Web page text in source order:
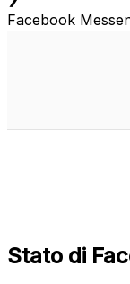
Facebook
Stato di